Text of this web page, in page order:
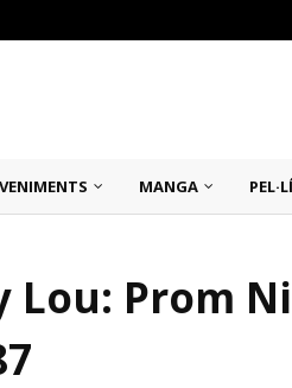
MANGA
Prom